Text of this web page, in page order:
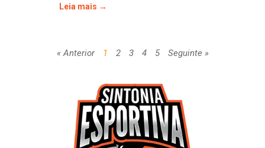
Leia mais →
« Anterior 1 2 3 4 5 Seguinte »